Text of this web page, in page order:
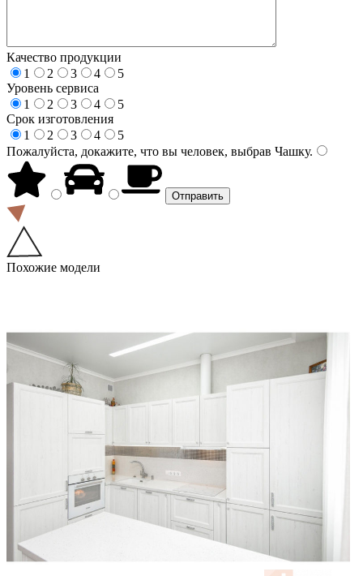
Качество продукции
1
2 3 4
5
Уровень сервиса
1
2 3 4
5
Срок изготовления
1
2 3 4
5
Пожалуйста, докажите, что вы человек, выбрав Чашку.
Похожие модели